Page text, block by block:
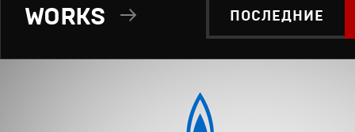
ПОСЛЕДНИЕ
WORKS